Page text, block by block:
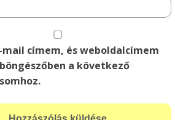
mail címem, és weboldalcímem
a következő